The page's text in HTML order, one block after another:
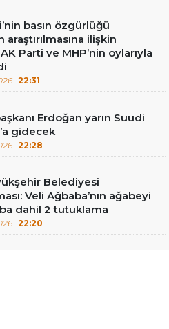
basın özgürlüğü
araştırılmasına ilişkin
Parti ve MHP’nin oylarıyla
22:31
Erdoğan yarın Suudi
gidecek
22:28
Belediyesi
Veli Ağbaba’nın ağabeyi
dahil 2 tutuklama
22:20